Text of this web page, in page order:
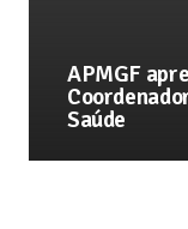
APMGF
Saúde